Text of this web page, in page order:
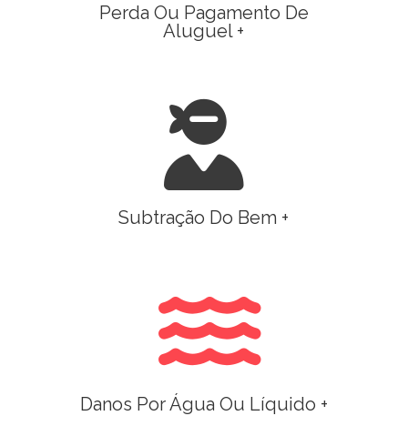
Perda Ou Pagamento De
Aluguel +
Subtração Do Bem +
Danos Por Água Ou Líquido +